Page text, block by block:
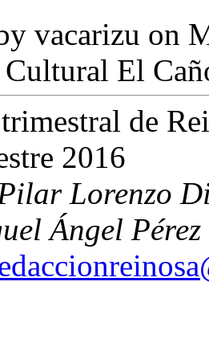
vacarizu on
El
de
2016
Pilar Lorenzo
Ángel